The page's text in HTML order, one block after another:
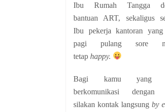
Ibu Rumah Tangga
bantuan ART, sekaligus
Ibu pekerja kantoran yang
pagi pulang sore
tetap happy.
Bagi kamu yang
berkomunikasi dengan
silakan kontak langsung by